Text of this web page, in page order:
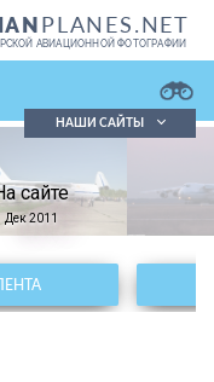
PLANES.NET
АВИАЦИОННОЙ ФОТОГРАФИИ
НАШИ САЙТЫ
сайте
Дек 2011